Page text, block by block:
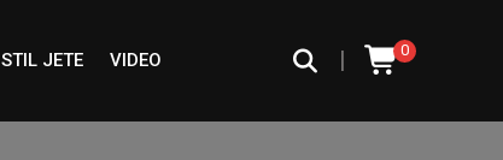
STIL JETE VIDEO 0
|